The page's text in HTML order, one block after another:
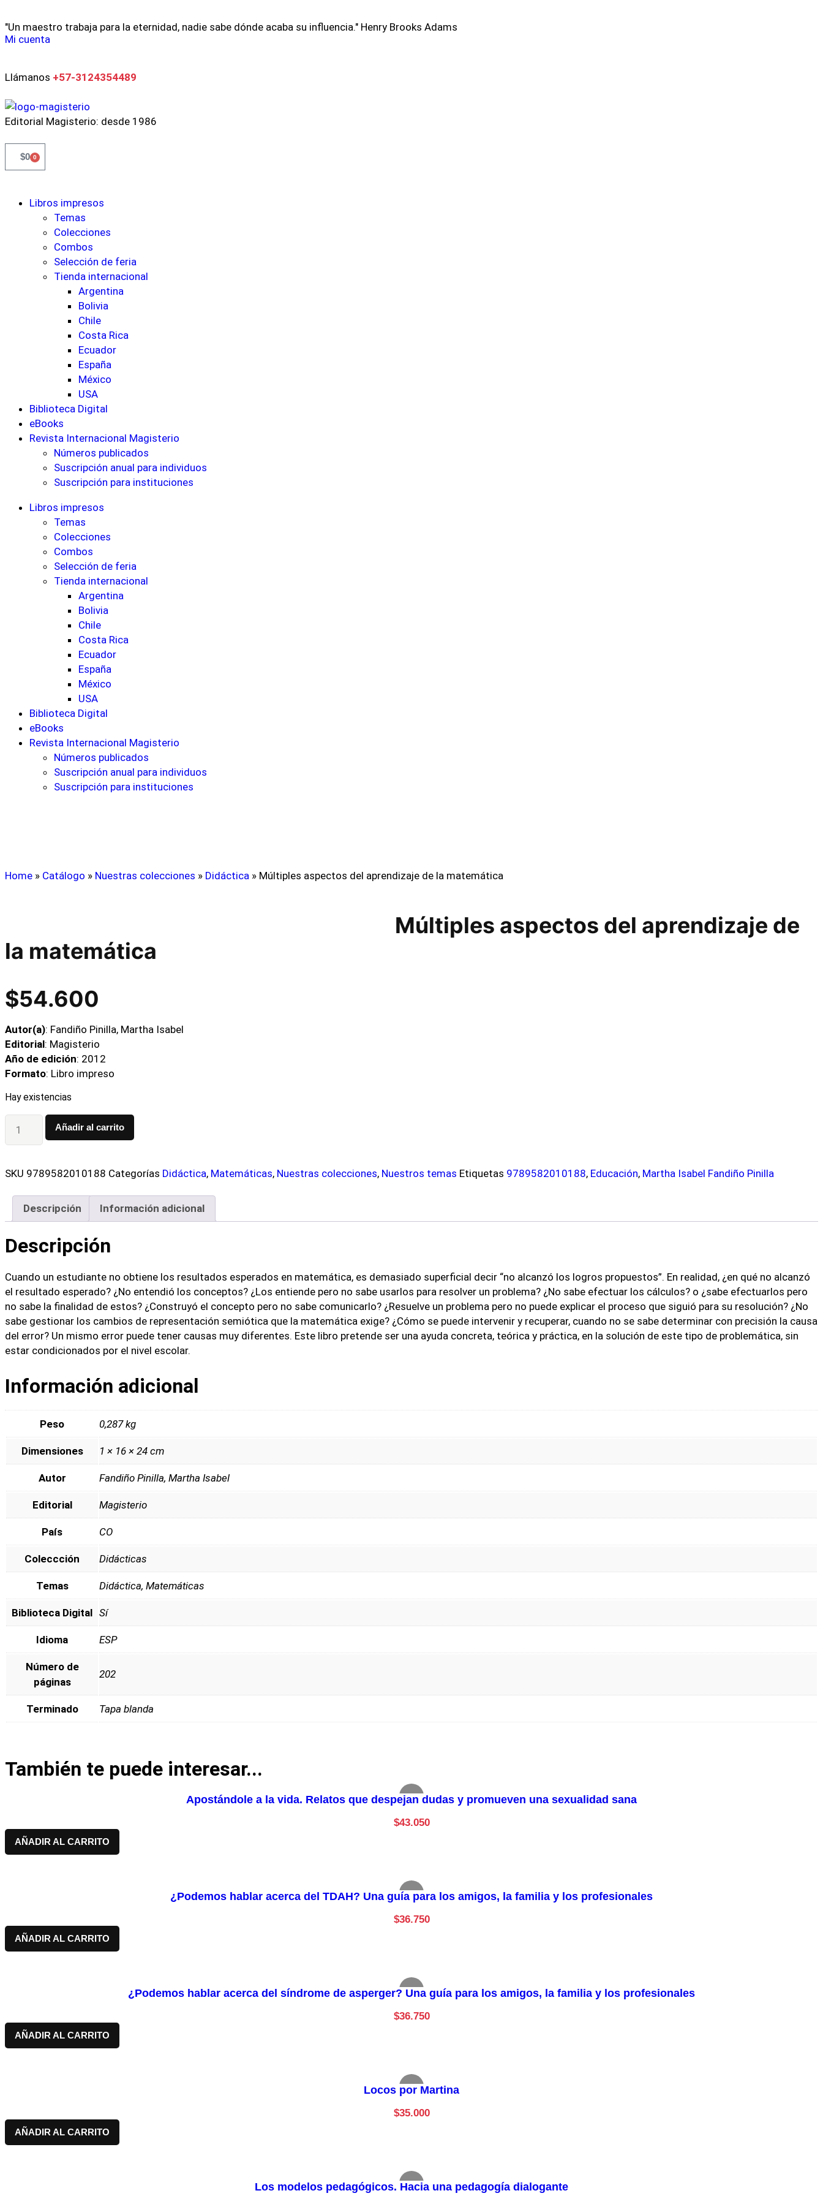
"Un maestro trabaja para la eternidad, nadie sabe dónde acaba su influencia." Henry Brooks Adams
Mi cuenta
Llámanos +57-3124354489
Editorial Magisterio: desde 1986
$0 0
Libros impresos
Temas
Colecciones
Combos
Selección de feria
Tienda internacional
Argentina
Bolivia
Chile
Costa Rica
Ecuador
España
México
USA
Biblioteca Digital
eBooks
Revista Internacional Magisterio
Números publicados
Suscripción anual para individuos
Suscripción para instituciones
Libros impresos
Temas
Colecciones
Combos
Selección de feria
Tienda internacional
Argentina
Bolivia
Chile
Costa Rica
Ecuador
España
México
USA
Biblioteca Digital
eBooks
Revista Internacional Magisterio
Números publicados
Suscripción anual para individuos
Suscripción para instituciones
Home » Catálogo » Nuestras colecciones » Didáctica » Múltiples aspectos del aprendizaje de la matemática
Múltiples aspectos del aprendizaje de
la matemática
$54.600
Autor(a): Fandiño Pinilla, Martha Isabel
Editorial: Magisterio
Año de edición: 2012
Formato: Libro impreso
Hay existencias
Añadir al carrito
SKU 9789582010188 Categorías Didáctica, Matemáticas, Nuestras colecciones, Nuestros temas Etiquetas 9789582010188, Educación, Martha Isabel Fandiño Pinilla
Descripción Información adicional
Descripción
Cuando un estudiante no obtiene los resultados esperados en matemática, es demasiado superficial decir “no alcanzó los logros propuestos”. En realidad, ¿en qué no alcanzó
el resultado esperado? ¿No entendió los conceptos? ¿Los entiende pero no sabe usarlos para resolver un problema? ¿No sabe efectuar los cálculos? o ¿sabe efectuarlos pero
no sabe la finalidad de estos? ¿Construyó el concepto pero no sabe comunicarlo? ¿Resuelve un problema pero no puede explicar el proceso que siguió para su resolución? ¿No
sabe gestionar los cambios de representación semiótica que la matemática exige? ¿Cómo se puede intervenir y recuperar, cuando no se sabe determinar con precisión la causa
del error? Un mismo error puede tener causas muy diferentes. Este libro pretende ser una ayuda concreta, teórica y práctica, en la solución de este tipo de problemática, sin
estar condicionados por el nivel escolar.
Información adicional
Peso 0,287 kg
Dimensiones 1 × 16 × 24 cm
Autor Fandiño Pinilla, Martha Isabel
Editorial Magisterio
País CO
Coleccción Didácticas
Temas Didáctica, Matemáticas
Biblioteca Digital Sí
Idioma ESP
Número de
páginas
202
Terminado Tapa blanda
También te puede interesar...
Apostándole a la vida. Relatos que despejan dudas y promueven una sexualidad sana
$43.050
AÑADIR AL CARRITO
¿Podemos hablar acerca del TDAH? Una guía para los amigos, la familia y los profesionales
$36.750
AÑADIR AL CARRITO
¿Podemos hablar acerca del síndrome de asperger? Una guía para los amigos, la familia y los profesionales
$36.750
AÑADIR AL CARRITO
Locos por Martina
$35.000
AÑADIR AL CARRITO
Los modelos pedagógicos. Hacia una pedagogía dialogante